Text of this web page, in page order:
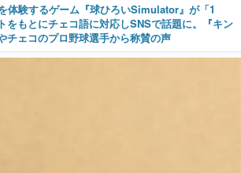
体験するゲーム『球ひろいSimulator』が「1
をもとにチェコ語に対応しSNSで話題に。『キン
チェコのプロ野球選手から称賛の声